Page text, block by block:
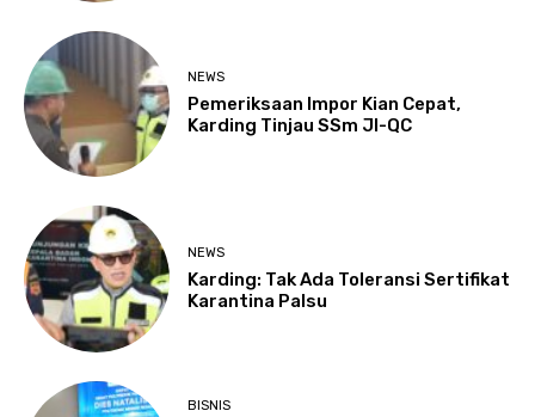
NEWS
Pemeriksaan Impor Kian Cepat,
Karding Tinjau SSm JI-QC
NEWS
Karding: Tak Ada Toleransi Sertifikat
Karantina Palsu
BISNIS